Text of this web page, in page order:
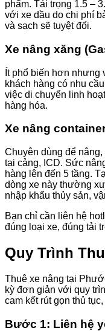
phẩm. Tải trọng 1.5 –
với xe dầu do chi phí
và sạch sẽ tuyệt đối.
Xe nâng xăng
Ít phổ biến hơn nhưng
khách hàng có nhu
việc di chuyển linh
hàng hóa.
Xe nâng
Chuyên dùng để
tại cảng, ICD. Sức
hàng lên đến 5 tầng.
dòng xe này thường
nhập khẩu thủy sản,
Bạn chỉ cần liên hệ
đúng loại xe, đúng tải
Quy Trình
Thuê xe nâng tại
kỳ đơn giản với quy
cam kết rút gọn thủ
Bước 1: Liên hệ